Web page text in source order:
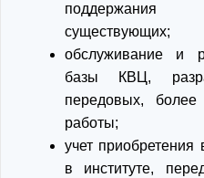
поддержания
существующих;
обслуживание и
базы КВЦ,
передовых,
работы;
учет приобретения
в институте,